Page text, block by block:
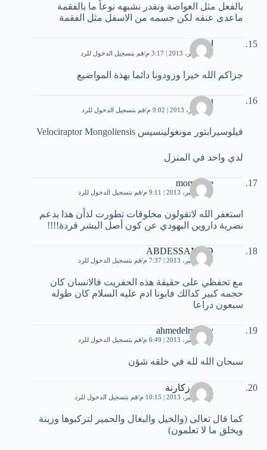
بالفعل مثل الغواصة ونقدر نشبهه نوعاً ما بالفقمة
ماعدى عنقه لكن جسمه من الاسفل مثل الفقمة
احمد
20 نوفمبر، 2013 | 3:17 م قم بتسجيل الدخول للرد
جزاكم الله خيرا وزودونا دائما بهذة المواضيع
sidou
9 ديسمبر، 2013 | 9:02 م قم بتسجيل الدخول للرد
فيلوسيرابتور مونغولينسيس Velociraptor Mongoliensis
لدي واحد في المنزل
momotree
14 ديسمبر، 2013 | 9:11 م قم بتسجيل الدخول للرد
استغفر الله لاتقولون مخلوقات تطورت لذأن هذا يدعم
نضرية داروين اليهودي عن كون أصل البشر قردة!!!!
ABDESSAMAD
21 ديسمبر، 2013 | 7:37 م قم بتسجيل الدخول للرد
مع تحفظي على حقيقة هذه الحفريت فالانسان كان
حجمه كبير كدالك فابونا ادم عليه السلام كان طوله
سبعون دراعا
ahmedelrehany
24 ديسمبر، 2013 | 6:49 م قم بتسجيل الدخول للرد
سبحان الله لله في خلقه شؤن
منيب زكارنة
25 ديسمبر، 2013 | 10:15 م قم بتسجيل الدخول للرد
كما قال تعالى (والخيل والبغال والحمير لتركبوها وزينة
ويخلق ما لا تعلمون)